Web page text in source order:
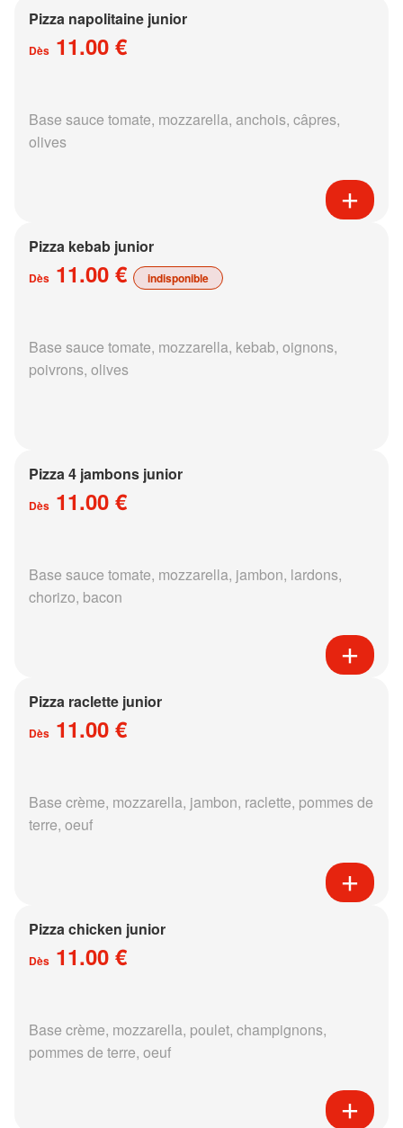
Pizza napolitaine junior
Dès 11.00 €
Base sauce tomate, mozzarella, anchois, câpres,
olives
Pizza kebab junior
Dès 11.00 € indisponible
Base sauce tomate, mozzarella, kebab, oignons,
poivrons, olives
Pizza 4 jambons junior
Dès 11.00 €
Base sauce tomate, mozzarella, jambon, lardons,
chorizo, bacon
Pizza raclette junior
Dès 11.00 €
Base crème, mozzarella, jambon, raclette, pommes de
terre, oeuf
Pizza chicken junior
Dès 11.00 €
Base crème, mozzarella, poulet, champignons,
pommes de terre, oeuf